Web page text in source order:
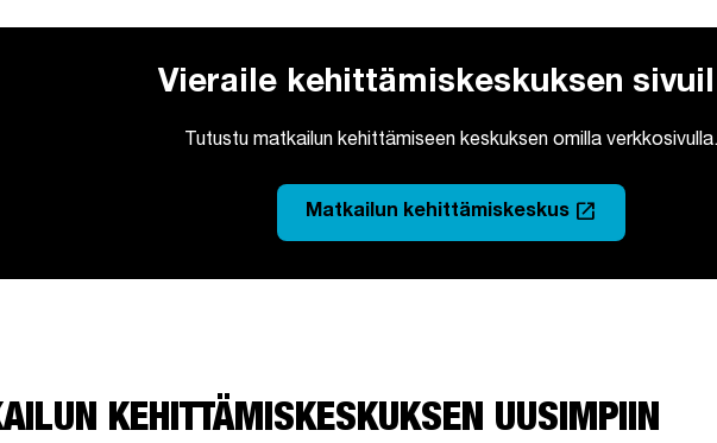
Vieraile kehittämiskeskuksen
Tutustu matkailun kehittämiseen keskuksen omilla verkkosivulla.
Matkailun kehittämiskeskus launch
KEHITTÄMISKESKUKSEN UUSIMPIIN